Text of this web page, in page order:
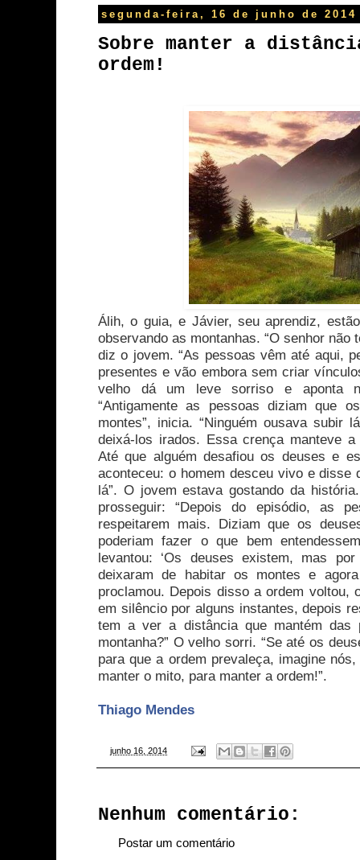
segunda-feira, 16 de junho de 2014
Sobre manter a
ordem!
Álih, o guia, e Jávier, seu aprendiz,
observando as montanhas. “O senhor não
diz o jovem. “As pessoas vêm até aqui,
presentes e vão embora sem criar
velho dá um leve sorriso e aponta
“Antigamente as pessoas diziam que
montes”, inicia. “Ninguém ousava subir
deixá-los irados. Essa crença manteve
Até que alguém desafiou os deuses e
aconteceu: o homem desceu vivo e disse
lá”. O jovem estava gostando da
prosseguir: “Depois do episódio, as
respeitarem mais. Diziam que os
poderiam fazer o que bem
levantou: ‘Os deuses existem, mas
deixaram de habitar os montes e
proclamou. Depois disso a ordem voltou,
em silêncio por alguns instantes, depois
tem a ver a distância que mantém das
montanha?” O velho sorri. “Se até os
para que a ordem prevaleça, imagine
manter o mito, para manter a ordem!”.
Thiago Mendes
junho 16, 2014
Nenhum comentário:
Postar um comentário